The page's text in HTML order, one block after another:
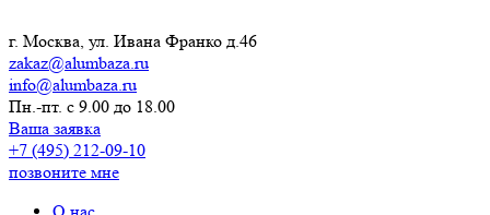
г. Москва, ул. Ивана Франко д.46
zakaz@alumbaza.ru
info@alumbaza.ru
Пн.-пт. с 9.00 до 18.00
Ваша заявка
+7 (495) 212-09-10
позвоните мне